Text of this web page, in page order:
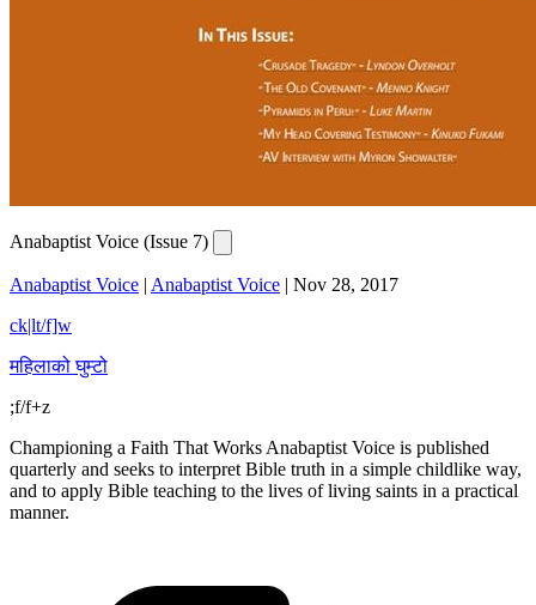
Anabaptist Voice (Issue 7)
Anabaptist Voice | Anabaptist Voice | Nov 28, 2017
ck|lt/f]w
महिलाको घुम्टो
;f/f+z
Championing a Faith That Works Anabaptist Voice is published
quarterly and seeks to interpret Bible truth in a simple childlike way,
and to apply Bible teaching to the lives of living saints in a practical
manner.